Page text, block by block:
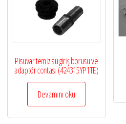
Pisuvar temiz su giriş borusu ve
adaptör contası (424315YP1TE)
Devamını oku